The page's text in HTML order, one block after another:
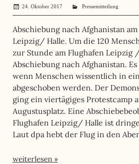
24. Oktober 2017 administrator
Pressemitteilung
Abschiebung nach Afghanistan
Leipzig/ Halle. Um die 120
zur Stunde am Flughafen Leipzig
Abschiebung nach Afghanistan.
wenn Menschen wissentlich in
abgeschoben werden. Der
ging ein viertägiges Protestcamp
Augustusplatz. Eine
Flughafen Leipzig/ Halle ist
Laut dpa hebt der Flug in den
weiterlesen